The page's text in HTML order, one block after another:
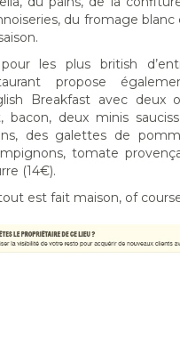
du fromage
les plus british
propose
Breakfast avec deux
bacon, deux minis
des galettes de
tomate
(14€).
est fait maison, of